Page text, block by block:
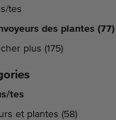
tes
des plantes (77)
plus (175)
tes
et plantes (58)